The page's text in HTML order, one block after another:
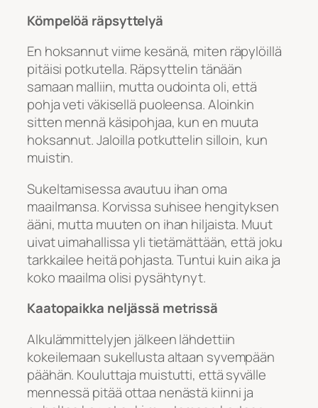
Kömpelöä räpsyttelyä
En hoksannut viime kesänä, miten räpylöillä
pitäisi potkutella. Räpsyttelin tänään
samaan malliin, mutta oudointa oli, että
pohja veti väkisellä puoleensa. Aloinkin
sitten mennä käsipohjaa, kun en muuta
hoksannut. Jaloilla potkuttelin silloin, kun
muistin.
Sukeltamisessa avautuu ihan oma
maailmansa. Korvissa suhisee hengityksen
ääni, mutta muuten on ihan hiljaista. Muut
uivat uimahallissa yli tietämättään, että joku
tarkkailee heitä pohjasta. Tuntui kuin aika ja
koko maailma olisi pysähtynyt.
Kaatopaikka neljässä metrissä
Alkulämmittelyjen jälkeen lähdettiin
kokeilemaan sukellusta altaan syvempään
päähän. Kouluttaja muistutti, että syvälle
mennessä pitää ottaa nenästä kiinni ja